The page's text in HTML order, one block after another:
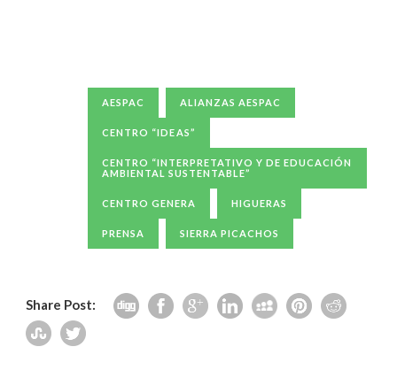
AESPAC ALIANZAS AESPAC
CENTRO “IDEAS”
CENTRO “INTERPRETATIVO Y DE EDUCACIÓN
AMBIENTAL SUSTENTABLE”
CENTRO GENERA HIGUERAS
PRENSA SIERRA PICACHOS
Share Post: